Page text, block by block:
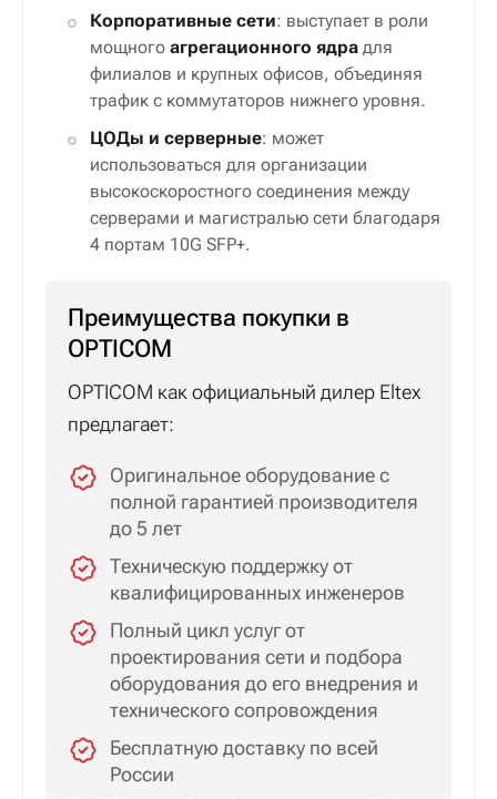
Корпоративные сети: выступает в роли
мощного агрегационного ядра для
филиалов и крупных офисов, объединяя
трафик с коммутаторов нижнего уровня.
ЦОДы и серверные: может
использоваться для организации
высокоскоростного соединения между
серверами и магистралью сети благодаря
4 портам 10G SFP+.
Преимущества покупки в
OPTICOM
OPTICOM как официальный дилер Eltex
предлагает:
Оригинальное оборудование с
полной гарантией производителя
до 5 лет
Техническую поддержку от
квалифицированных инженеров
Полный цикл услуг от
проектирования сети и подбора
оборудования до его внедрения и
технического сопровождения
Бесплатную доставку по всей
России